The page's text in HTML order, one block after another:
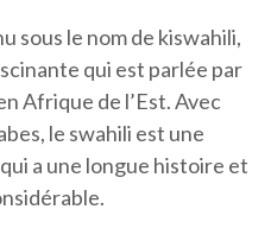
sous le nom de kiswahili,
qui est parlée par
Afrique de l’Est. Avec
le swahili est une
a une longue histoire et